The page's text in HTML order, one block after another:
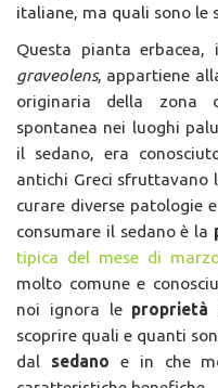
italiane, ma quali sono le
Questa pianta
graveolens, appartiene
originaria della zona
spontanea nei luoghi
il sedano, era
antichi Greci sfruttavano
curare diverse patologie
consumare il sedano è la
tipica del mese di
molto comune e
noi ignora le proprietà
scoprire quali e quanti
dal sedano e in che